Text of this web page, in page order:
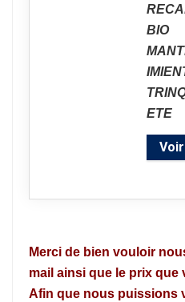
Merci de bien vouloir
mail ainsi que le prix que
Afin que nous puissions